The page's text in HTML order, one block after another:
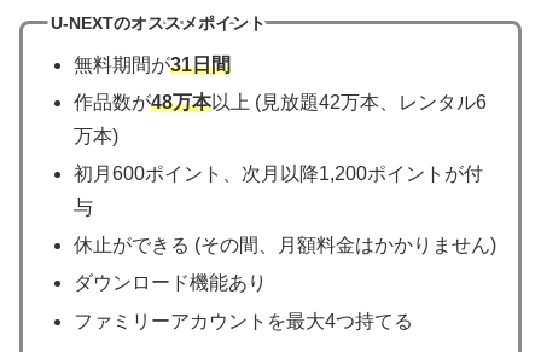
U-NEXTのオススメポイント
無料期間が31日間
作品数が48万本以上 (見放題42万本、レンタル6
万本)
初月600ポイント、次月以降1,200ポイントが付
与
休止ができる (その間、月額料金はかかりません)
ダウンロード機能あり
ファミリーアカウントを最大4つ持てる